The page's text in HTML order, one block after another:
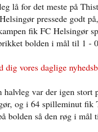
lå for det meste på
pressede godt
fik FC Helsingør
bolden i mål til 1 -
dig vores daglige
halvleg var der igen stort
og i 64 spilleminut fik
bolden så den røg i mål